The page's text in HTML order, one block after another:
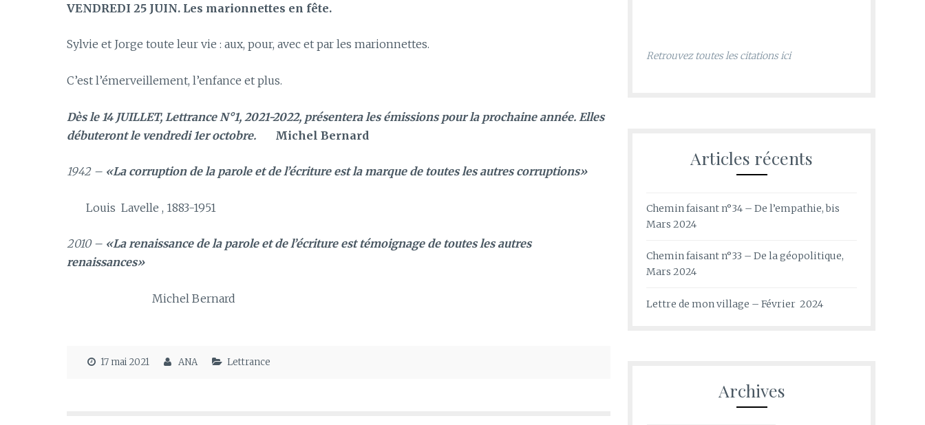
VENDREDI 25 JUIN. Les marionnettes en fête.
Sylvie et Jorge toute leur vie : aux, pour, avec et par les marionnettes.
C’est l’émerveillement, l’enfance et plus.
Dès le 14 JUILLET, Lettrance N°1, 2021-2022, présentera les émissions pour la prochaine année. Elles
débuteront le vendredi 1er octobre. Michel Bernard
1942 – «La corruption de la parole et de l’écriture est la marque de toutes les autres corruptions»
Louis Lavelle , 1883-1951
2010 – «La renaissance de la parole et de l’écriture est témoignage de toutes les autres
renaissances»
Michel Bernard
17 mai 2021 ANA Lettrance
Retrouvez toutes les citations ici
Articles récents
Chemin faisant n°34 – De l’empathie, bis
Mars 2024
Chemin faisant n°33 – De la géopolitique,
Mars 2024
Lettre de mon village – Février 2024
Archives